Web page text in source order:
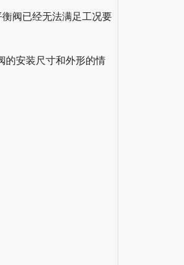
阀已经无法满足工况要
安装尺寸和外形的情